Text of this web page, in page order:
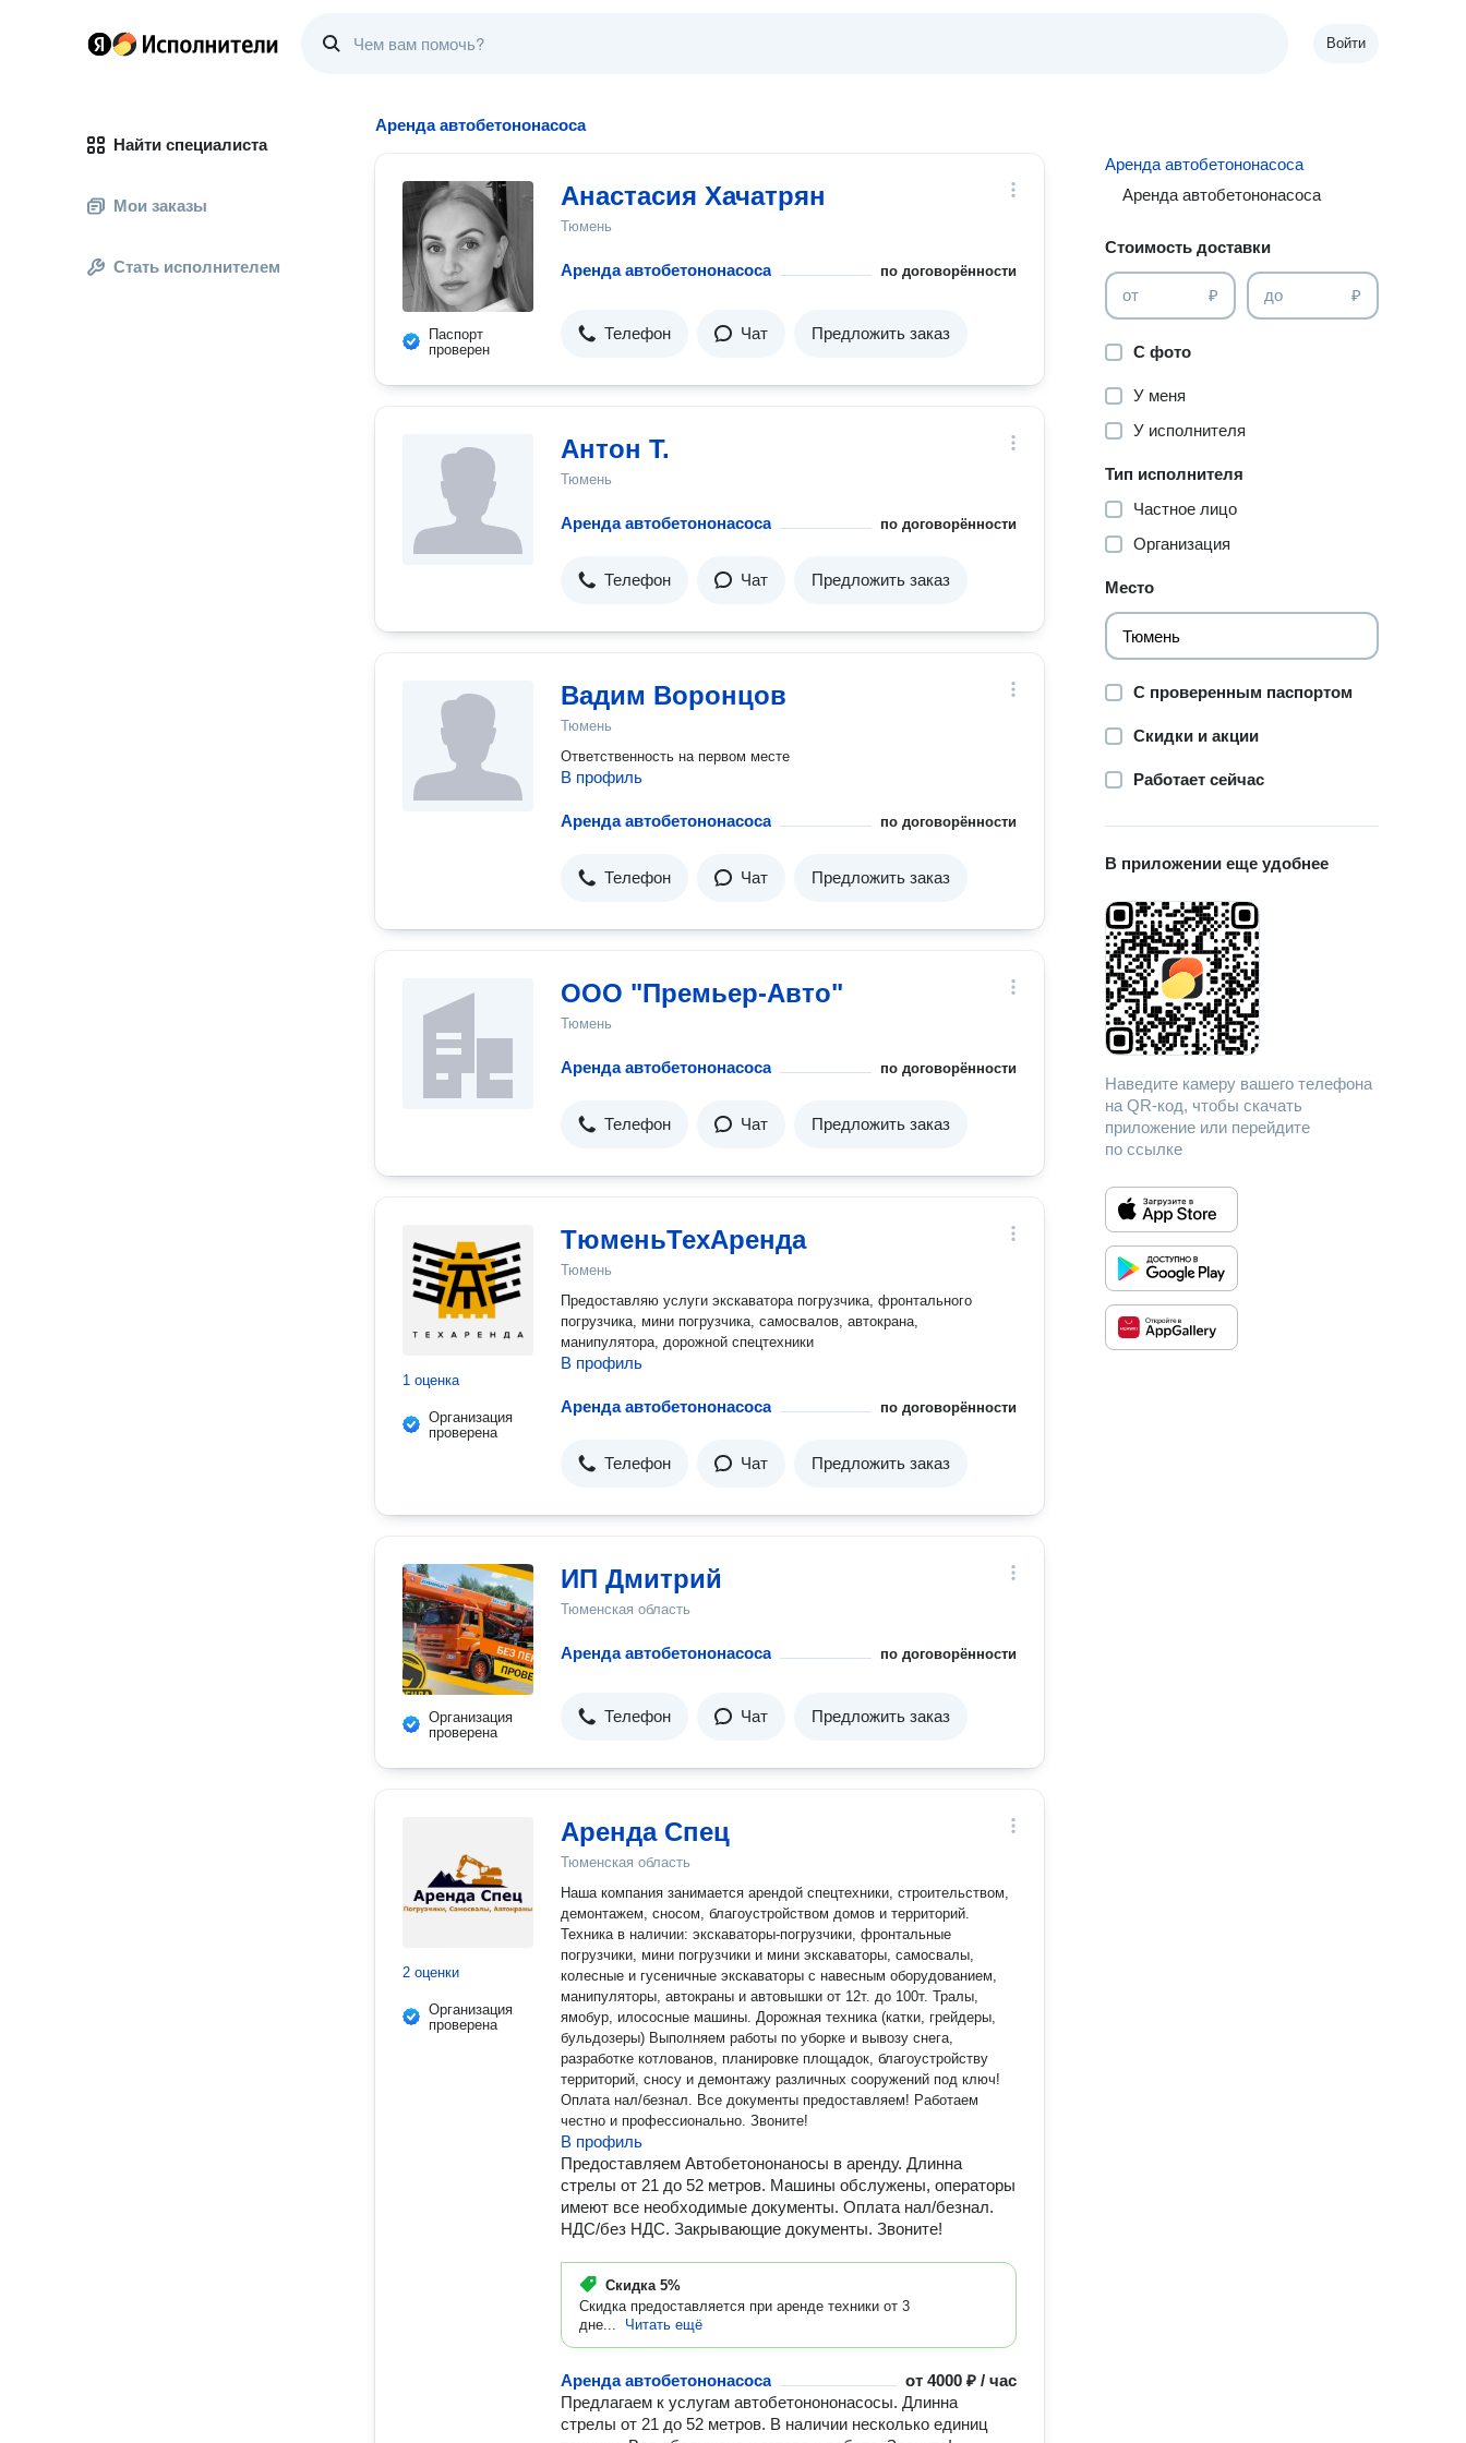
Войти
Найти специалиста
Мои заказы
Стать исполнителем
Аренда автобетононасоса
Паспорт
проверен
Анастасия Хачатрян
Тюмень
Аренда автобетононасоса по договорённости
Телефон Чат Предложить заказ
Антон Т.
Тюмень
Аренда автобетононасоса по договорённости
Телефон Чат Предложить заказ
Вадим Воронцов
Тюмень
Ответственность на первом месте
В профиль
Аренда автобетононасоса по договорённости
Телефон Чат Предложить заказ
ООО "Премьер-Авто"
Тюмень
Аренда автобетононасоса по договорённости
Телефон Чат Предложить заказ
1 оценка
Организация
проверена
ТюменьТехАренда
Тюмень
Предоставляю услуги экскаватора погрузчика, фронтального
погрузчика, мини погрузчика, самосвалов, автокрана,
манипулятора, дорожной спецтехники
В профиль
Аренда автобетононасоса по договорённости
Телефон Чат Предложить заказ
Организация
проверена
ИП Дмитрий
Тюменская область
Аренда автобетононасоса по договорённости
Телефон Чат Предложить заказ
2 оценки
Организация
проверена
Аренда Спец
Тюменская область
Наша компания занимается арендой спецтехники, строительством,
демонтажем, сносом, благоустройством домов и территорий.
Техника в наличии: экскаваторы-погрузчики, фронтальные
погрузчики, мини погрузчики и мини экскаваторы, самосвалы,
колесные и гусеничные экскаваторы с навесным оборудованием,
манипуляторы, автокраны и автовышки от 12т. до 100т. Тралы,
ямобур, илососные машины. Дорожная техника (катки, грейдеры,
бульдозеры) Выполняем работы по уборке и вывозу снега,
разработке котлованов, планировке площадок, благоустройству
территорий, сносу и демонтажу различных сооружений под ключ!
Оплата нал/безнал. Все документы предоставляем! Работаем
честно и профессионально. Звоните!
В профиль
Предоставляем Автобетононаносы в аренду. Длинна
стрелы от 21 до 52 метров. Машины обслужены, операторы
имеют все необходимые документы. Оплата нал/безнал.
НДС/без НДС. Закрывающие документы. Звоните!
Скидка 5%
Скидка предоставляется при аренде техники от 3
дне...
Читать ещё
Аренда автобетононасоса от4000 ₽ / час
Предлагаем к услугам автобетонононасосы. Длинна
стрелы от 21 до 52 метров. В наличии несколько единиц
Аренда автобетононасоса
Аренда автобетононасоса
Стоимость доставки
от ₽ до ₽
С фото
У меня
У исполнителя
Тип исполнителя
Частное лицо
Организация
Место
С проверенным паспортом
Скидки и акции
Работает сейчас
В приложении еще удобнее
Наведите камеру вашего телефона
на QR-код, чтобы скачать
приложение или перейдите
по ссылке